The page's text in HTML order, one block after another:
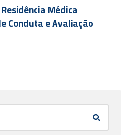
Médica
Conduta e Avaliação